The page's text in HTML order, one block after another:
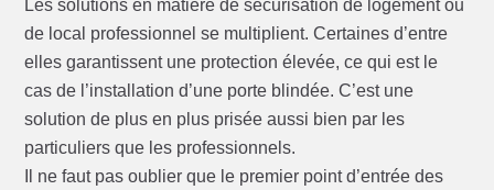
Les solutions en matière de sécurisation de logement ou
de local professionnel se multiplient. Certaines d’entre
elles garantissent une protection élevée, ce qui est le
cas de l’installation d’une porte blindée. C’est une
solution de plus en plus prisée aussi bien par les
particuliers que les professionnels.
Il ne faut pas oublier que le premier point d’entrée des